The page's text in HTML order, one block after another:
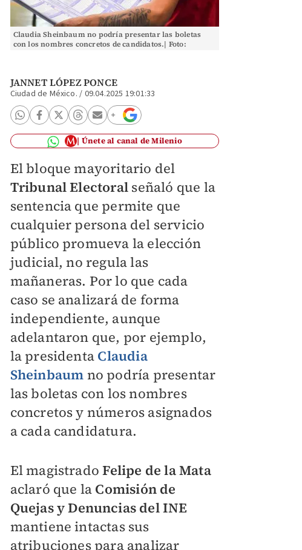
Claudia Sheinbaum no podría presentar las boletas
con los nombres concretos de candidatos.| Foto:
JANNET LÓPEZ PONCE
Ciudad de México. / 09.04.2025 19:01:33
Únete al canal de Milenio
El bloque mayoritario del
Tribunal Electoral señaló que la
sentencia que permite que
cualquier persona del servicio
público promueva la elección
judicial, no regula las
mañaneras. Por lo que cada
caso se analizará de forma
independiente, aunque
adelantaron que, por ejemplo,
la presidenta Claudia
Sheinbaum no podría presentar
las boletas con los nombres
concretos y números asignados
a cada candidatura.
El magistradoFelipe de la Mata
aclaró que la Comisión de
Quejas y Denuncias del INE
mantiene intactas sus
atribuciones para analizar